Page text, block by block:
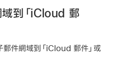
到「iCloud 郵
件網域到「iCloud 郵件」或